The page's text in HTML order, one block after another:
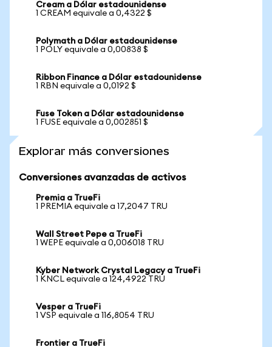
Cream a Dólar estadounidense
1 CREAM equivale a 0,4322 $
Polymath a Dólar estadounidense
1 POLY equivale a 0,00838 $
Ribbon Finance a Dólar estadounidense
1 RBN equivale a 0,0192 $
Fuse Token a Dólar estadounidense
1 FUSE equivale a 0,002851 $
Explorar más conversiones
Conversiones avanzadas de activos
Premia a TrueFi
1 PREMIA equivale a 17,2047 TRU
Wall Street Pepe a TrueFi
1 WEPE equivale a 0,006018 TRU
Kyber Network Crystal Legacy a TrueFi
1 KNCL equivale a 124,4922 TRU
Vesper a TrueFi
1 VSP equivale a 116,8054 TRU
Frontier a TrueFi